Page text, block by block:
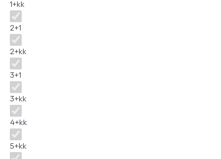
1+kk
2+1
2+kk
3+1
3+kk
4+kk
5+kk